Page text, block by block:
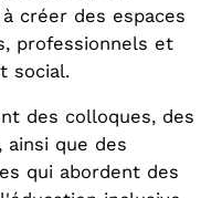
créer des espaces
professionnels et
social.
des colloques, des
ainsi que des
qui abordent des